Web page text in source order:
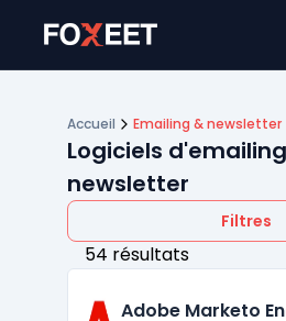
Accueil Emailing & newsletter
Logiciels
newsletter
Filtres
54 résultats
Adobe Marketo